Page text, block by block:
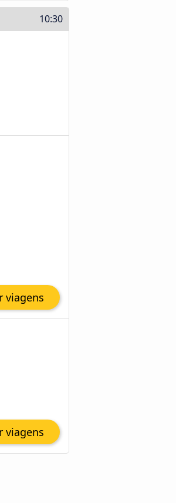
10:30
viagens
viagens